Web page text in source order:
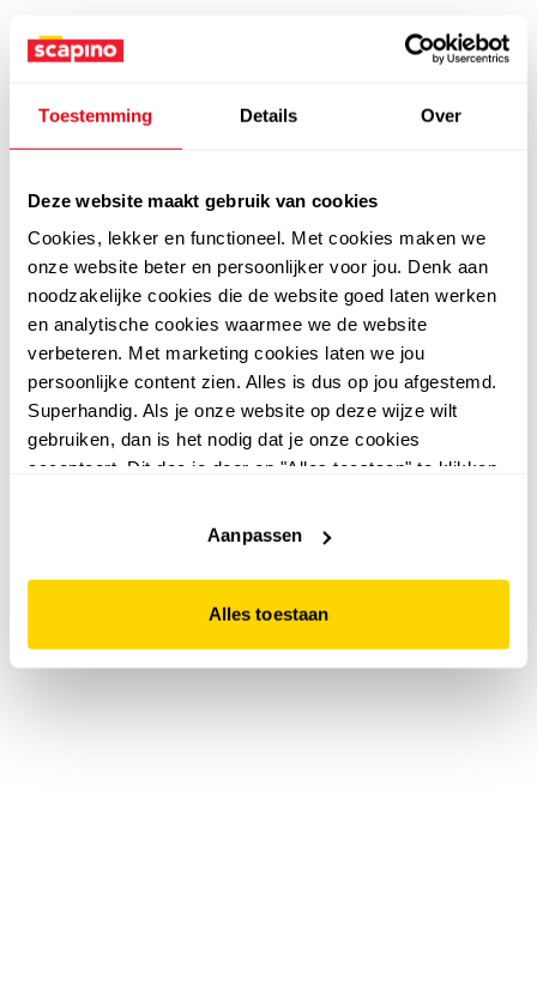
Toestemming Details Over
Deze website maakt gebruik van cookies
Cookies, lekker en functioneel. Met cookies maken we
onze website beter en persoonlijker voor jou. Denk aan
noodzakelijke cookies die de website goed laten werken
en analytische cookies waarmee we de website
verbeteren. Met marketing cookies laten we jou
persoonlijke content zien. Alles is dus op jou afgestemd.
Superhandig. Als je onze website op deze wijze wilt
gebruiken, dan is het nodig dat je onze cookies
accepteert. Dit doe je door op "Alles toestaan" te klikken.
website niet optimaal functioneert.
Aanpassen
Alles toestaan